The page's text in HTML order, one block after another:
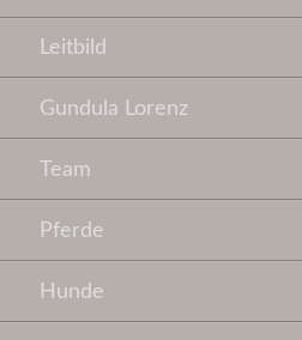
Leitbild
Gundula Lorenz
Team
Pferde
Hunde